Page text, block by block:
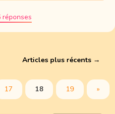
réponses
Articles plus récents →
17 18 19 »